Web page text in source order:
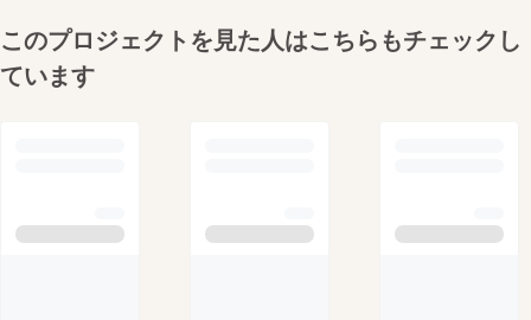
このプロジェクトを見た人はこちらもチェックし
ています